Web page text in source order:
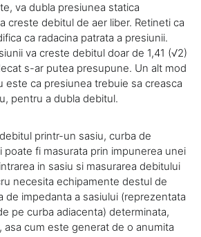
va dubla presiunea statica
creste debitul de aer liber. Retineti ca
ca radacina patrata a presiunii.
va creste debitul doar de 1,41 (√2)
s-ar putea presupune. Un alt mod
este ca presiunea trebuie sa creasca
pentru a dubla debitul.
printr-un sasiu, curba de
poate fi masurata prin impunerea unei
in sasiu si masurarea debitului
necesita echipamente destul de
de impedanta a sasiului (reprezentata
pe curba adiacenta) determinata,
asa cum este generat de o anumita